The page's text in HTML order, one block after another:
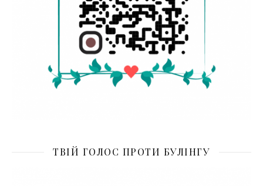
ТВІЙ ГОЛОС ПРОТИ БУЛІНГУ